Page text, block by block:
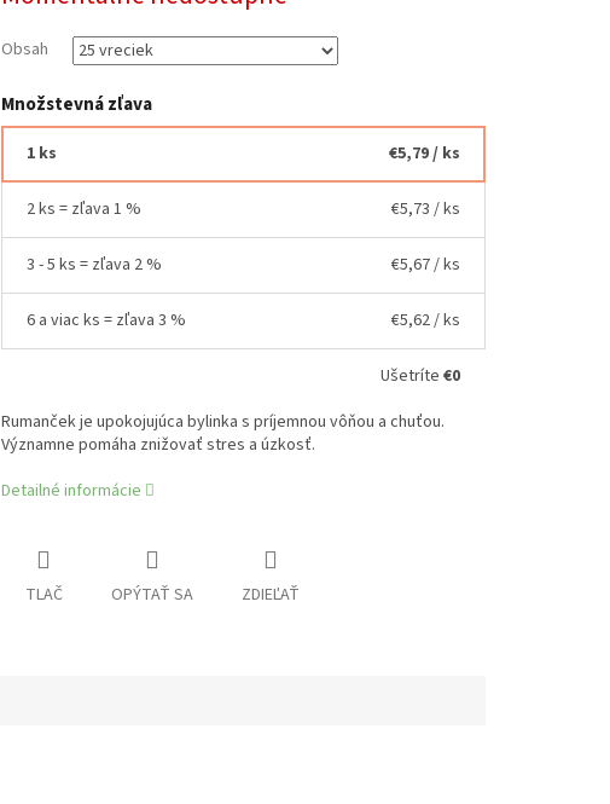
Obsah
Množstevná zľava
1 ks €5,79/ ks
2 ks = zľava 1 % €5,73 / ks
3 - 5 ks = zľava 2 % €5,67/ ks
6 a viac ks = zľava 3 % €5,62/ ks
Ušetríte €0
Rumanček je upokojujúca bylinka s príjemnou vôňou a chuťou.
Významne pomáha znižovať stres a úzkosť.
Detailné informácie
TLAČ OPÝTAŤ SA ZDIEĽAŤ